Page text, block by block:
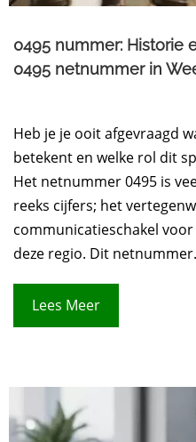
0495 nummer: Historie
0495 netnummer in
Heb je je ooit afgevraagd
betekent en welke rol dit
Het netnummer 0495 is
reeks cijfers; het
communicatieschakel
deze regio. Dit
Lees Meer